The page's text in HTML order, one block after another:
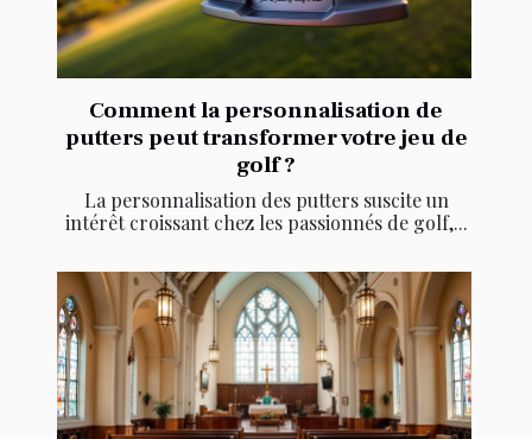
Comment la personnalisation de
putters peut transformer votre jeu de
golf ?
La personnalisation des putters suscite un
intérêt croissant chez les passionnés de golf,...